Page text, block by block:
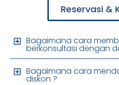
Reservasi &
Bagaimana cara
berkonsultasi dengan
Bagaimana cara
diskon ?